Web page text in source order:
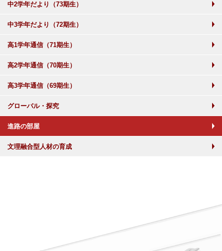
中2学年だより（73期生）
中3学年だより（72期生）
高1学年通信（71期生）
高2学年通信（70期生）
高3学年通信（69期生）
グローバル・探究
進路の部屋
文理融合型人材の育成